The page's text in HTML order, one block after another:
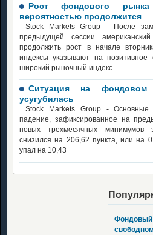
Рост фондового
вероятностью продолжится
Stock Markets Group - После
предыдущей сессии
продолжить рост в начале
индексы указывают на позитивное
широкий рыночный индекс
Ситуация на
усугубилась
Stock Markets Group - Основные
падение, зафиксированное на
новых трехмесячных минимумов
снизился на 206,62 пункта, или на
упал на 10,43
Фондовый